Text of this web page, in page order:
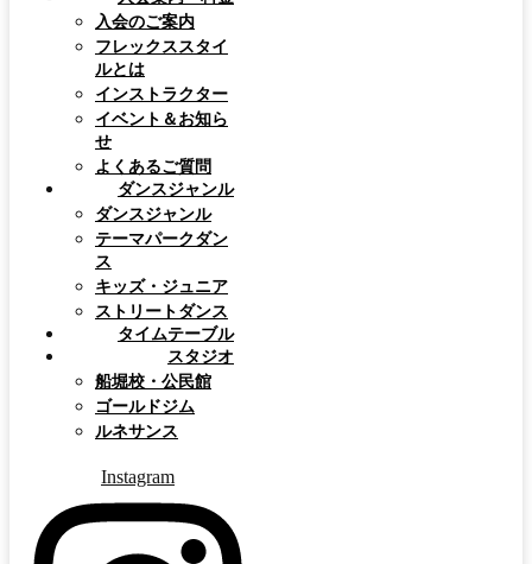
入会のご案内
フレックススタイ
ルとは
インストラクター
イベント＆お知ら
せ
よくあるご質問
ダンスジャンル
ダンスジャンル
テーマパークダン
ス
キッズ・ジュニア
ストリートダンス
タイムテーブル
スタジオ
船堀校・公民館
ゴールドジム
ルネサンス
Instagram